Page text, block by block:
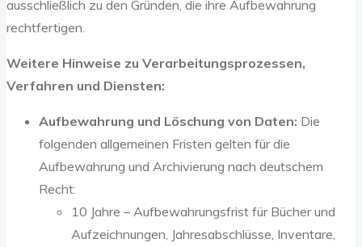
ausschließlich zu den Gründen, die ihre Aufbewahrung
rechtfertigen.
Weitere Hinweise zu Verarbeitungsprozessen,
Verfahren und Diensten:
Aufbewahrung und Löschung von Daten: Die
folgenden allgemeinen Fristen gelten für die
Aufbewahrung und Archivierung nach deutschem
Recht:
10 Jahre – Aufbewahrungsfrist für Bücher und
Aufzeichnungen, Jahresabschlüsse, Inventare,